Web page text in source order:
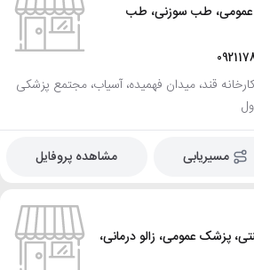
عمومی، طب سوزنی، طب
چهارراه کارخانه قند، میدان فهمیده، آسیاب، مجتمع پزشکی
مسیریابی مشاهده پروفایل
عمومی، زالو درمانی،